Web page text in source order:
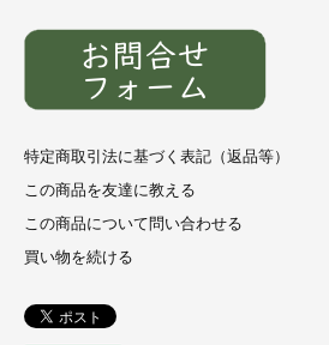
特定商取引法に基づく表記（返品等）
この商品を友達に教える
この商品について問い合わせる
買い物を続ける